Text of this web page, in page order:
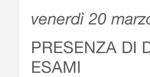
venerdì 20
PRESENZA DI
ESAMI